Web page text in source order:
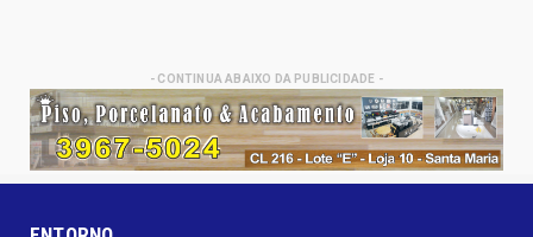
- CONTINUA ABAIXO DA PUBLICIDADE -